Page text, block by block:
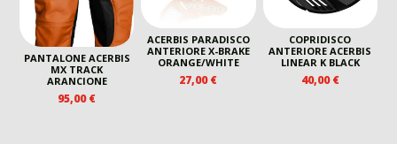
PANTALONE ACERBIS
MX TRACK
ARANCIONE
95,00€
ACERBIS PARADISCO
ANTERIORE X-BRAKE
ORANGE/WHITE
27,00€
COPRIDISCO
ANTERIORE ACERBIS
LINEAR K BLACK
40,00€